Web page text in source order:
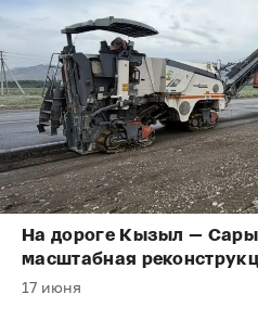
На дороге Кызыл —
масштабная
17 июня